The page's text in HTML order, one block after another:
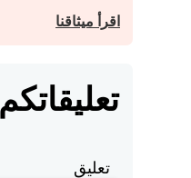
اقرأ ميثاقنا
تعليقاتكم
تعليق